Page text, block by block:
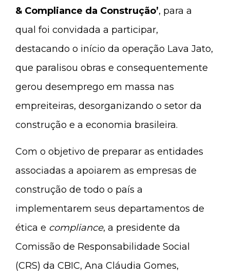
& Compliance da Construção’, para a
qual foi convidada a participar,
destacando o início da operação Lava Jato,
que paralisou obras e consequentemente
gerou desemprego em massa nas
empreiteiras, desorganizando o setor da
construção e a economia brasileira.
Com o objetivo de preparar as entidades
associadas a apoiarem as empresas de
construção de todo o país a
implementarem seus departamentos de
ética e compliance, a presidente da
Comissão de Responsabilidade Social
(CRS) da CBIC, Ana Cláudia Gomes,